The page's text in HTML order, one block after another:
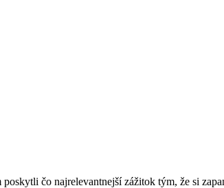
čo najrelevantnejší zážitok tým, že si